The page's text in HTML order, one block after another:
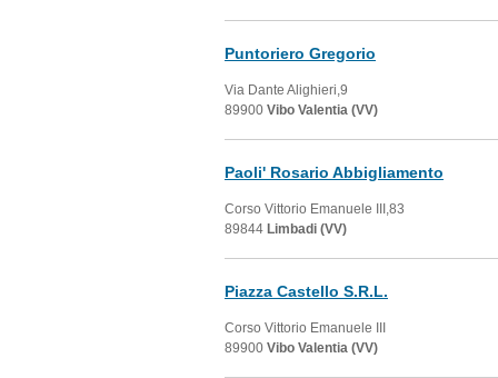
Puntoriero Gregorio
Via Dante Alighieri,9
89900 Vibo Valentia (VV)
Paoli' Rosario Abbigliamento
Corso Vittorio Emanuele III,83
89844 Limbadi (VV)
Piazza Castello S.R.L.
Corso Vittorio Emanuele III
89900 Vibo Valentia (VV)